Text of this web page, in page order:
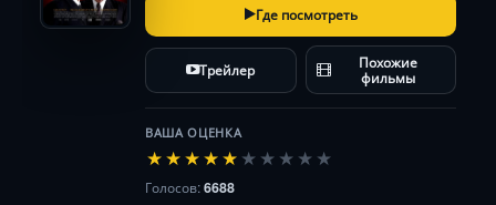
Где посмотреть
Трейлер Похожие
фильмы
ВАША ОЦЕНКА
★★★★★ ★ ★ ★ ★ ★
Голосов:6688